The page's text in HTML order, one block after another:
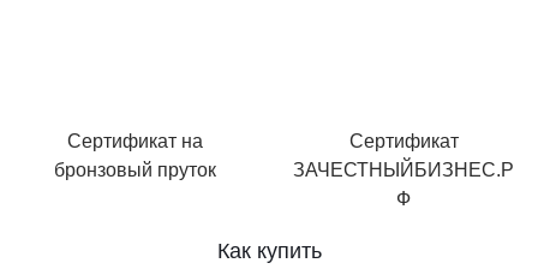
Сертификат на
бронзовый пруток
Сертификат
ЗАЧЕСТНЫЙБИЗНЕС.Р
Ф
Как купить